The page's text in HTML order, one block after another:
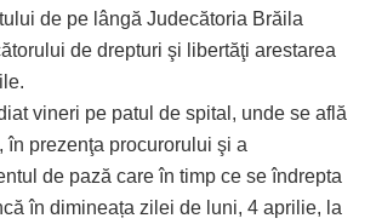
de pe lângă Judecătoria Brăila
de drepturi şi libertăţi arestarea
vineri pe patul de spital, unde se află
în prezenţa procurorului şi a
de pază care în timp ce se îndrepta
în dimineața zilei de luni, 4 aprilie, la